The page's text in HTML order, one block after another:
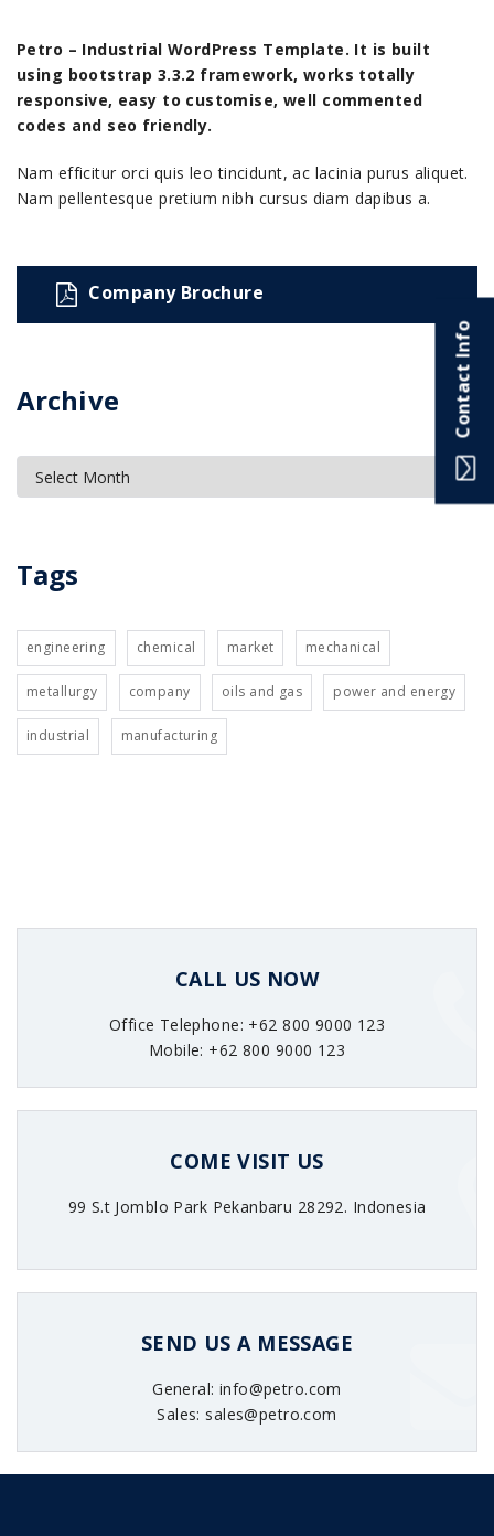
Petro – Industrial WordPress Template. It is built
using bootstrap 3.3.2 framework, works totally
responsive, easy to customise, well commented
codes and seo friendly.
Nam efficitur orci quis leo tincidunt, ac lacinia purus aliquet.
Nam pellentesque pretium nibh cursus diam dapibus a.
Company Brochure
Archive
Tags
engineering chemical market mechanical
metallurgy company oils and gas power and energy
industrial manufacturing
CALL US NOW
Office Telephone: +62 800 9000 123
Mobile: +62 800 9000 123
COME VISIT US
99 S.t Jomblo Park Pekanbaru 28292. Indonesia
SEND US A MESSAGE
General: info@petro.com
Sales: sales@petro.com
Contact Info